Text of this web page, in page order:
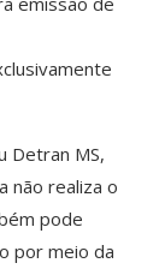
Detran MS,
não realiza o
pode
por meio da